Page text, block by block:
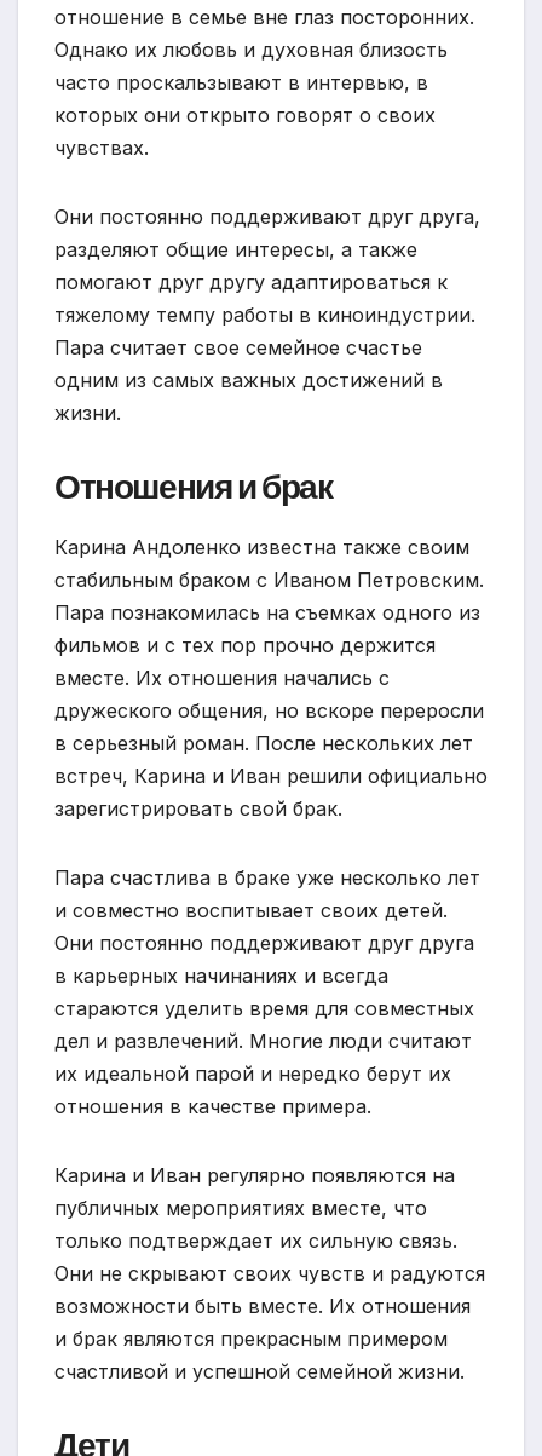
отношение в семье вне глаз посторонних.
Однако их любовь и духовная близость
часто проскальзывают в интервью, в
которых они открыто говорят о своих
чувствах.
Они постоянно поддерживают друг друга,
разделяют общие интересы, а также
помогают друг другу адаптироваться к
тяжелому темпу работы в киноиндустрии.
Пара считает свое семейное счастье
одним из самых важных достижений в
жизни.
Отношения и брак
Карина Андоленко известна также своим
стабильным браком с Иваном Петровским.
Пара познакомилась на съемках одного из
фильмов и с тех пор прочно держится
вместе. Их отношения начались с
дружеского общения, но вскоре переросли
в серьезный роман. После нескольких лет
встреч, Карина и Иван решили официально
зарегистрировать свой брак.
Пара счастлива в браке уже несколько лет
и совместно воспитывает своих детей.
Они постоянно поддерживают друг друга
в карьерных начинаниях и всегда
стараются уделить время для совместных
дел и развлечений. Многие люди считают
их идеальной парой и нередко берут их
отношения в качестве примера.
Карина и Иван регулярно появляются на
публичных мероприятиях вместе, что
только подтверждает их сильную связь.
Они не скрывают своих чувств и радуются
возможности быть вместе. Их отношения
и брак являются прекрасным примером
счастливой и успешной семейной жизни.
Дети